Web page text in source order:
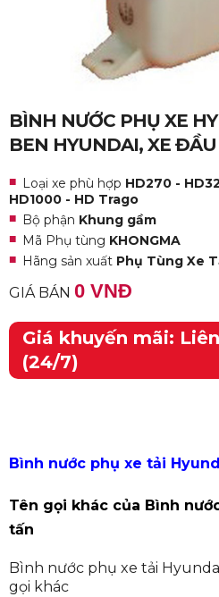
BÌNH NƯỚC PHỤ XE
BEN HYUNDAI, XE
Loại xe phù hợp HD270 -
HD1000 - HD Trago
Bộ phận Khung gầm
Mã Phụ tùng KHONGMA
Hãng sản xuất Phụ Tùng Xe
GIÁ BÁN 0 VNĐ
Giá khuyến mãi:
(24/7)
Bình nước phụ xe tải
Tên gọi khác của Bình
tấn
Bình nước phụ xe tải
gọi khác